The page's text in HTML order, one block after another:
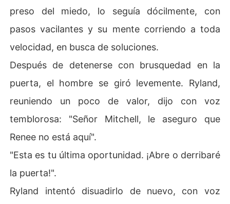
preso del miedo, lo seguía dócilmente, con
pasos vacilantes y su mente corriendo a toda
velocidad, en busca de soluciones.
Después de detenerse con brusquedad en la
puerta, el hombre se giró levemente. Ryland,
reuniendo un poco de valor, dijo con voz
temblorosa: "Señor Mitchell, le aseguro que
Renee no está aquí".
"Esta es tu última oportunidad. ¡Abre o derribaré
la puerta!".
Ryland intentó disuadirlo de nuevo, con voz